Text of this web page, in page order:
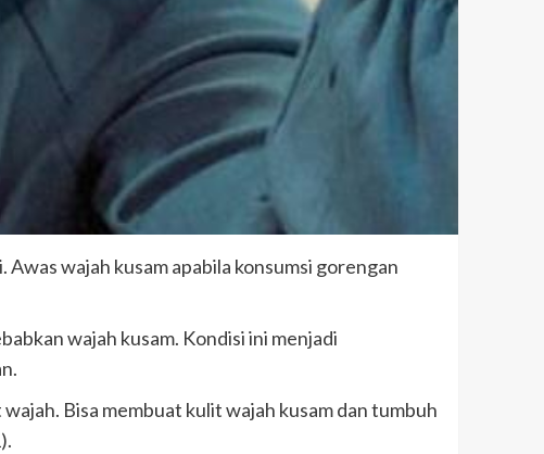
wajah kusam apabila konsumsi gorengan
wajah kusam. Kondisi ini menjadi
Bisa membuat kulit wajah kusam dan tumbuh